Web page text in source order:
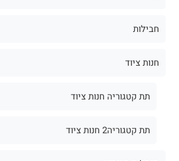
חבילות
חנות ציוד
תת קטגוריה חנות ציוד
תת קטגוריה2 חנות ציוד